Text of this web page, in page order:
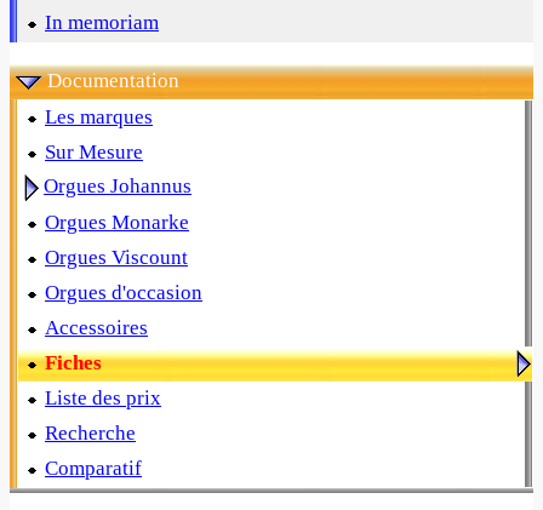
In memoriam
Documentation
Les marques
Sur Mesure
Orgues Johannus
Orgues Monarke
Orgues Viscount
Orgues d'occasion
Accessoires
Fiches
Liste des prix
Recherche
Comparatif